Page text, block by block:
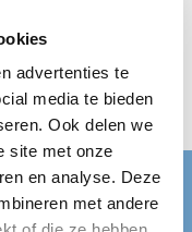
advertenties te
media te bieden
Ook delen we
site met onze
en analyse. Deze
met andere